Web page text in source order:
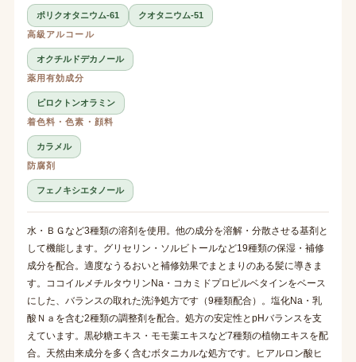
ポリクオタニウム-61
クオタニウム-51
高級アルコール
オクチルドデカノール
薬用有効成分
ピロクトンオラミン
着色料・色素・顔料
カラメル
防腐剤
フェノキシエタノール
水・ＢＧなど3種類の溶剤を使用。他の成分を溶解・分散させる基剤と
して機能します。グリセリン・ソルビトールなど19種類の保湿・補修
成分を配合。適度なうるおいと補修効果でまとまりのある髪に導きま
す。ココイルメチルタウリンNa・コカミドプロピルベタインをベース
にした、バランスの取れた洗浄処方です（9種類配合）。塩化Na・乳
酸Ｎａを含む2種類の調整剤を配合。処方の安定性とpHバランスを支
えています。黒砂糖エキス・モモ葉エキスなど7種類の植物エキスを配
合。天然由来成分を多く含むボタニカルな処方です。ヒアルロン酸ヒ